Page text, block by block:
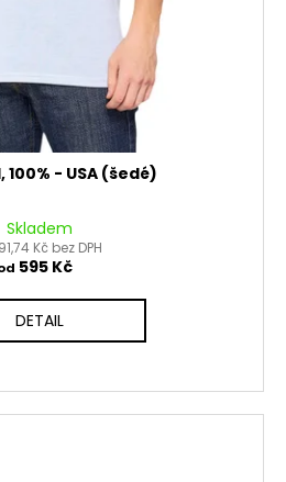
100% - USA (šedé)
Skladem
Kč bez DPH
595 Kč
DETAIL